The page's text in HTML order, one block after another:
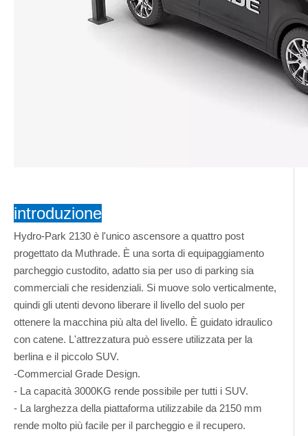
introduzione
Hydro-Park 2130 è l'unico ascensore a quattro post
progettato da Muthrade. È una sorta di equipaggiamento
parcheggio custodito, adatto sia per uso di parking sia
commerciali che residenziali. Si muove solo verticalmente,
quindi gli utenti devono liberare il livello del suolo per
ottenere la macchina più alta del livello. È guidato idraulico
con catene. L'attrezzatura può essere utilizzata per la
berlina e il piccolo SUV.
-Commercial Grade Design.
- La capacità 3000KG rende possibile per tutti i SUV.
- La larghezza della piattaforma utilizzabile da 2150 mm
rende molto più facile per il parcheggio e il recupero.